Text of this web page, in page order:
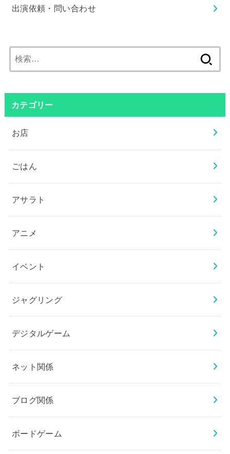
出演依頼・問い合わせ
索:
カテゴリー
お店
ごはん
アサラト
アニメ
イベント
ジャグリング
デジタルゲーム
ネット関係
ブログ関係
ボードゲーム